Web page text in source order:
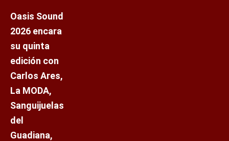
Oasis Sound
2026 encara
su quinta
edición con
Carlos Ares,
La MODA,
Sanguijuelas
del
Guadiana,